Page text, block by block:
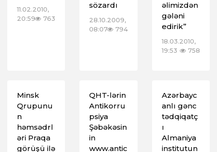
11.02.2010,
20:59
763
sözardı
28.10.2009,
08:07
794
əlimizdən
gələni
edirik”
18.03.2010,
19:53
758
Minsk
Qrupunu
n
həmsədrl
əri Praqa
görüşü ilə
QHT-lərin
Antikorru
psiya
Şəbəkəsin
in
www.antic
Azərbayc
anlı gənc
tədqiqatç
ı
Almaniya
institutun